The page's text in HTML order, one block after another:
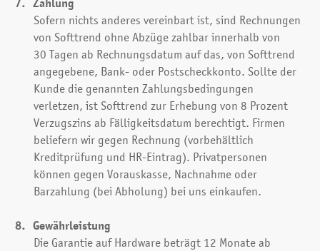
Zahlung
Sofern nichts anderes vereinbart ist, sind Rechnungen
von Softtrend ohne Abzüge zahlbar innerhalb von
30 Tagen ab Rechnungsdatum auf das, von Softtrend
angegebene, Bank- oder Postscheckkonto. Sollte der
Kunde die genannten Zahlungsbedingungen
verletzen, ist Softtrend zur Erhebung von 8 Prozent
Verzugszins ab Fälligkeitsdatum berechtigt. Firmen
beliefern wir gegen Rechnung (vorbehältlich
Kreditprüfung und HR-Eintrag). Privatpersonen
können gegen Vorauskasse, Nachnahme oder
Barzahlung (bei Abholung) bei uns einkaufen.
Gewährleistung
Die Garantie auf Hardware beträgt 12 Monate ab